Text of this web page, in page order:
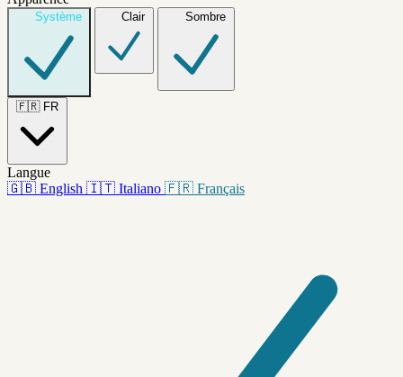
Système Clair Sombre
🇫🇷 FR
Langue
🇬🇧 English 🇮🇹 Italiano 🇫🇷 Français